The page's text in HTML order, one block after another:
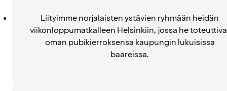
Liityimme norjalaisten ystävien ryhmään heidän
viikonloppumatkalleen Helsinkiin, jossa he
oman pubikierroksensa kaupungin lukuisissa
baareissa.